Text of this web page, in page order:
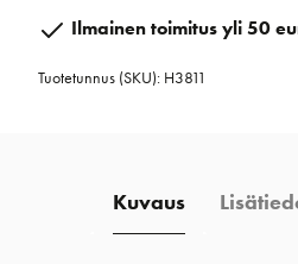
määräIlmainen toimitus yli 50
Tuotetunnus (SKU): H3811
Kuvaus